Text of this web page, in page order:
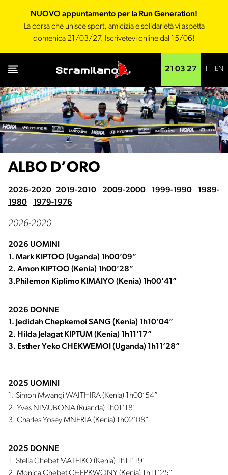
NUOVO appuntamento per la Run Generation!
La corsa che unisce sport, amicizia e solidarietà vi aspetta
domenica 21/03/27. Iscrivetevi online dal 15/06!
21 03 27 EN
ALBO D’ORO
2026-2020 2019-2010 2009-2000 1999-1990
1989-
1980
1979-1976
2026-2020
2026 UOMINI
1. Mark KIPTOO (Uganda) 1h00’09”
2. Amon KIPTOO (Kenia) 1h00’28”
3.Philemon Kiplimo KIMAIYO (Kenia) 1h00’41”
2026 DONNE
1. Jedidah Chepkemoi SANG (Kenia) 1h10’04”
2. Hilda Jelagat KIPTUM (Kenia) 1h11’17”
3. Esther Yeko CHEKWEMOI (Uganda) 1h11’28”
2025 UOMINI
1. Simon Mwangi WAITHIRA (Kenia) 1h00’54”
2. Yves NIMUBONA (Ruanda) 1h01’18”
3. Charles Yosey MNERIA (Kenia) 1h02’08”
2025 DONNE
1. Stella Chebet MATEIKO (Kenia) 1h11’19”